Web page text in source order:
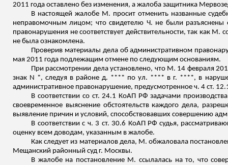
2011 года оставлено без изменения, а жалоба защитника
В настоящей жалобе М. просит отменить названные
неправомочным лицом; что свидетелю Ч. не были разъяснены
правонарушения не соответствует действительности, так как
не была ознакомлена.
Проверив материалы дела об административном
мая 2011 года подлежащим отмене по следующим основаниям.
При рассмотрении дела установлено, что М. 14 февраля
знак N *, следуя в районе д. **** по ул. **** в г. ****, в
административное правонарушение, предусмотренное ч. 4 ст.
В соответствии со ст. 24.1 КоАП РФ задачами
своевременное выяснение обстоятельств каждого дела,
выявление причин и условий, способствовавших совершению
В соответствии с ч. 3 ст. 30.6 КоАП РФ судья,
оценку всем доводам, указанным в жалобе.
Как следует из материалов дела, М. обжаловала
Мещанский районный суд г. Москвы.
В жалобе на постановление М. ссылалась на то, что